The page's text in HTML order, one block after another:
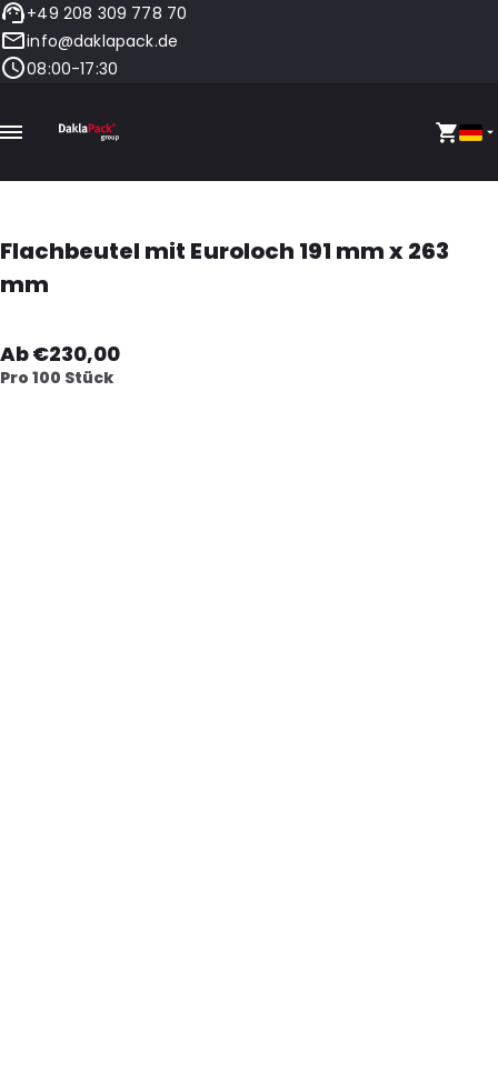
+49 208 309 778 70
info@daklapack.de
08:00-17:30
Flachbeutel mit Euroloch 191 mm x 263
mm
Ab €230,00
Pro 100 Stück